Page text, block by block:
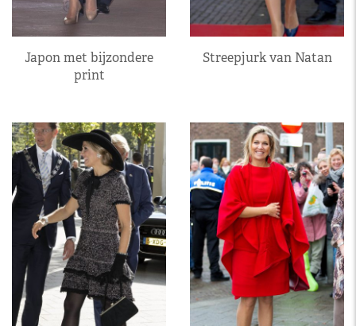
Japon met bijzondere
print
Streepjurk van Natan